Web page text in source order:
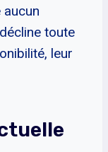
aucun
toute
leur